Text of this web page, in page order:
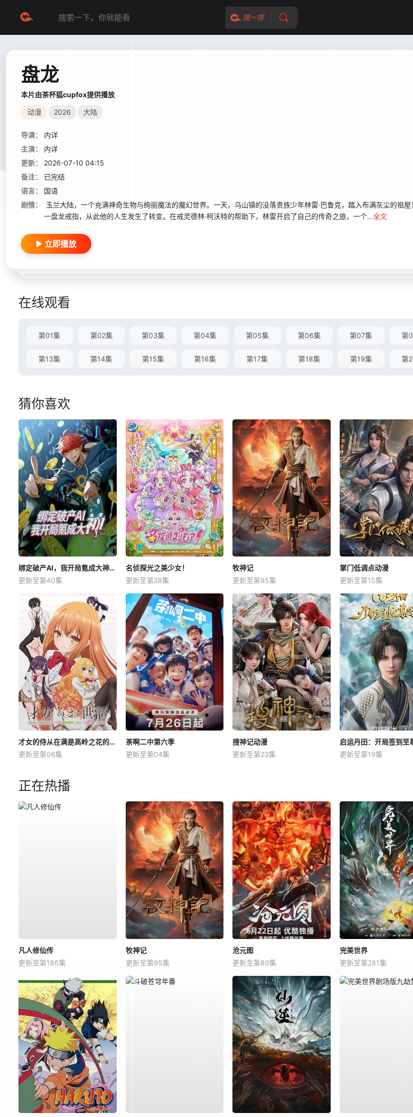
搜一搜
盘龙
本片由茶杯狐cupfox提供播放
动漫 2026 大陆
导演：
内详
主演：
内详
更新：
2026-07-10 04:15
备注：
已完结
语言：
国语
剧情：
玉兰大陆，一个充满神奇生物与绚丽魔法的魔幻世界。一天，乌山镇的没落贵族少年林雷·巴鲁克，踏入布满灰尘的祖
一盘龙戒指，从此他的人生发生了转变。在戒灵德林·柯沃特的帮助下，林雷开启了自己的传奇之旅，一个...全文
立即播放
在线观看
第01集 第02集 第03集 第04集 第05集 第06集 第07集 第
第13集 第14集 第15集 第16集 第17集 第18集 第19集 第
猜你喜欢
绑定破产AI，我开局氪成大神动态漫
更新至第40集
名侦探光之美少女！
更新至第28集
牧神记
更新至第95集
掌门低调点动漫
更新至第15集
才女的侍从在满是高岭之花的贵族学校暗中照顾（毫无生活自理能力的）学院第一大小姐
更新至第06集
茶啊二中第六季
更新至第04集
搜神记动漫
更新至第23集
启运丹田：开局签到至
更新至第19集
正在热播
凡人修仙传
更新至第186集
牧神记
更新至第95集
沧元图
更新至第89集
完美世界
更新至第281集